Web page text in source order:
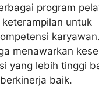
program
untuk
menawarkan
yang lebih tinggi
baik.